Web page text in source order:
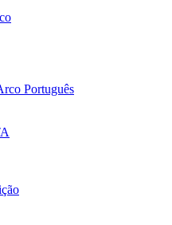
Português